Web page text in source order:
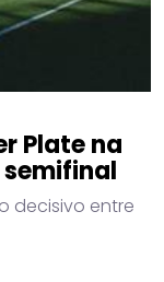
Plate na
decisivo entre